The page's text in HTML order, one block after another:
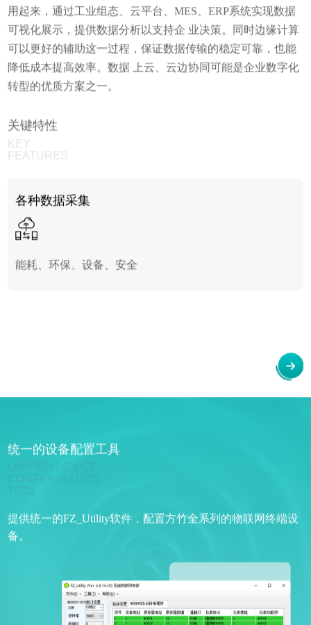
用起来，通过工业组态、云平台、MES、ERP系统实现数据
可视化展示，提供数据分析以支持企 业决策。同时边缘计算
可以更好的辅助这一过程，保证数据传输的稳定可靠，也能
降低成本提高效率。数据 上云、云边协同可能是企业数字化
转型的优质方案之一。
关键特性
KEY
FEATURES
各种数据采集
能耗、环保、设备、安全
统一的设备配置工具
提供统一的FZ_Utility软件，配置方竹全系列的物联网终端设
备。